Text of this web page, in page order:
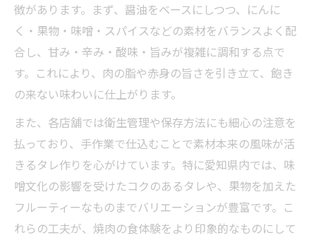
徴があります。まず、醤油をベースにしつつ、にんに
く・果物・味噌・スパイスなどの素材をバランスよく配
合し、甘み・辛み・酸味・旨みが複雑に調和する点で
す。これにより、肉の脂や赤身の旨さを引き立て、飽き
の来ない味わいに仕上がります。
また、各店舗では衛生管理や保存方法にも細心の注意を
払っており、手作業で仕込むことで素材本来の風味が活
きるタレ作りを心がけています。特に愛知県内では、味
噌文化の影響を受けたコクのあるタレや、果物を加えた
フルーティーなものまでバリエーションが豊富です。こ
れらの工夫が、焼肉の食体験をより印象的なものにして